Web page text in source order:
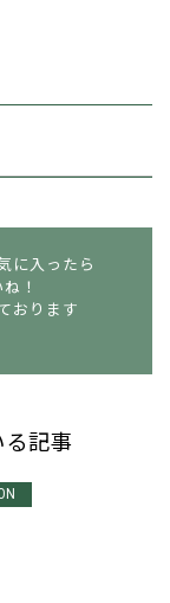
に入ったら
！
おります
記事